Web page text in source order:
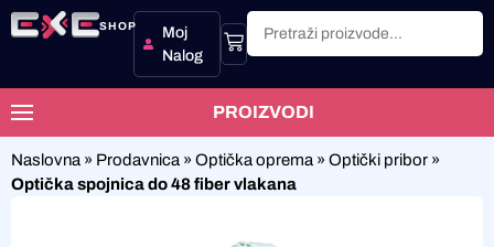
SHOP
Moj
Nalog
PROIZVODI
Naslovna » Prodavnica » Optička oprema » Optički pribor »
Optička spojnica do 48 fiber vlakana